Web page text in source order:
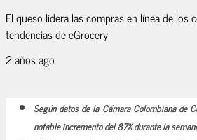
El queso lidera las compras en línea de los
tendencias de eGrocery
2 años ago
Según datos de la Cámara Colombiana de
notable incremento del 87% durante la